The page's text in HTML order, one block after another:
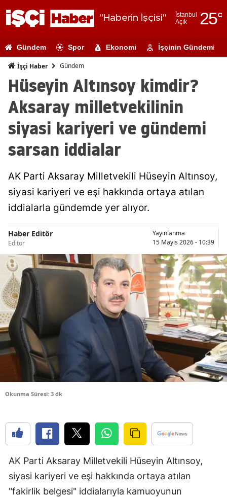
"Haberin İşçisi"
İstanbul
Açık
25°
Adıyaman
Ağrı
Ankara
Artvin
Aydın
Bilecik
Bingöl
Bitlis
Bolu
Burdur
Bursa
Çanakkale
Çankırı
Denizli
Diyarbakır
Edirne
Gündem Spor Ekonomi İşçinin Gündemi
İşçi Haber Gündem
Hüseyin Altınsoy kimdir?
Aksaray milletvekilinin
siyasi kariyeri ve gündemi
sarsan iddialar
AK Parti Aksaray Milletvekili Hüseyin Altınsoy,
siyasi kariyeri ve eşi hakkında ortaya atılan
iddialarla gündemde yer alıyor.
Haber Editör
Editör
Yayınlanma
15 Mayıs 2026 - 10:39
Okunma Süresi: 3 dk
AK Parti Aksaray Milletvekili Hüseyin Altınsoy,
siyasi kariyeri ve eşi hakkında ortaya atılan
"fakirlik belgesi" iddialarıyla kamuoyunun